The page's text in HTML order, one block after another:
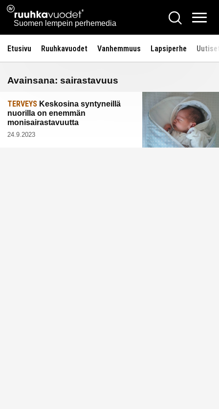
Siirry
sisältöön
Ruuhkavuodet.fi
Suomen lempein perhemedia
Hae
Etusivu Ruuhkavuodet Vanhemmuus Lapsiperhe
Avainsana: sairastavuus
TERVEYS Keskosina syntyneillä
nuorilla on enemmän
monisairastavuutta
24.9.2023